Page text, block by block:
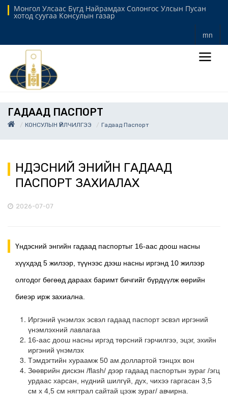
Монгол Улсаас Бүгд Найрамдах Солонгос Улсын Пусан
хотод суугаа Консулын газар
mn
ГАДААД ПАСПОРТ
КОНСУЛЫН ҮЙЛЧИЛГЭЭ Гадаад Паспорт
ҮНДЭСНИЙ ЭНИЙН ГАДААД
ПАСПОРТ ЗАХИАЛАХ
2026-07-07
Үндэсний энгийн гадаад паспортыг 16-аас доош насны
хүүхдэд 5 жилээр, түүнээс дээш насны иргэнд 10 жилээр
олгодог бөгөөд дараах баримт бичгийг бүрдүүлж өөрийн
биеэр ирж захиална.
Иргэний үнэмлэх эсвэл гадаад паспорт эсвэл иргэний
үнэмлэхний лавлагаа
16-аас доош насны иргэд төрсний гэрчилгээ, эцэг, эхийн
иргэний үнэмлэх
Тэмдэгтийн хураамж 50 ам.доллартой тэнцэх вон
Зөөврийн дискэн /flash/ дээр гадаад паспортын зураг /эгц
урдаас харсан, нүдний шилгүй, дух, чихээ гаргасан 3,5
см х 4,5 см нягтрал сайтай цээж зураг/ авчирна.